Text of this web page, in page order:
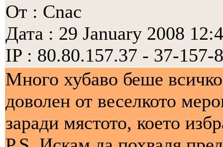
От : Cnac
Дата : 29 January 2008
IP : 80.80.157.37 - 37-157-
Много хубаво беше
доволен от веселкото
заради мястото, което